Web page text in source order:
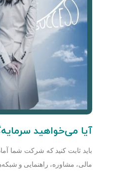
آیا می‌خواهید
باید ثابت کنید که شرکت شما
مالی، مشاوره، راهنمایی و